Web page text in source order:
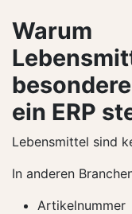
Warum
ein ERP
Lebensmittel sind
In anderen
Artikelnummer